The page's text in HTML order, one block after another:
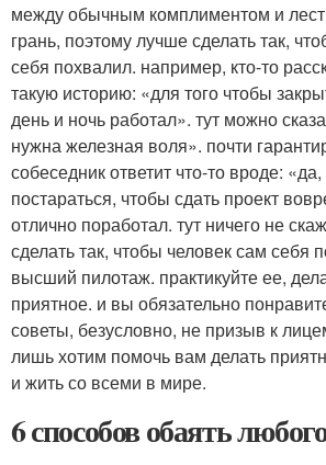
между обычным комплиментом и
грань, поэтому лучше сделать так,
себя похвалил. например, кто-то
такую историю: «для того чтобы
день и ночь работал». тут можно
нужна железная воля». почти
собеседник ответит что-то вроде:
постараться, чтобы сдать проект
отлично поработал. тут ничего не
сделать так, чтобы человек сам себя
высший пилотаж. практикуйте ее,
приятное. и вы обязательно
советы, безусловно, не призыв к
лишь хотим помочь вам делать
и жить со всеми в мире.
6 способов обаять